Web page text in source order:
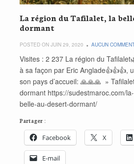
La région du Tafilalet, la
dormant
POSTED ON JUIN 29, 2020 AUCUN
Visites : 2 237 La région du
à sa façon par Eric Anglade👍👍👍,
son pays d’accueil: 🙏🙏🙏 »
dormant https://sudestmaroc.com/
belle-au-desert-dormant/
Partager :
Facebook X
E-mail